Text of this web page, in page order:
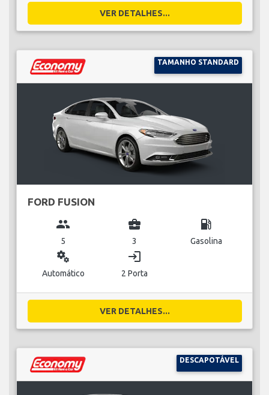
VER DETALHES...
TAMANHO STANDARD
FORD FUSION
group
5
business_center
3
local_gas_station
Gasolina
miscellaneous_services
Automático
login
2 Porta
VER DETALHES...
DESCAPOTÁVEL